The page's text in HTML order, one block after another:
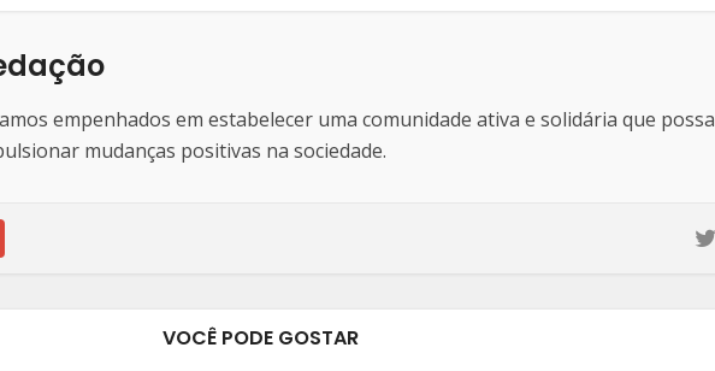
empenhados em estabelecer uma comunidade ativa e solidária que possa
mudanças positivas na sociedade.
VOCÊ PODE GOSTAR